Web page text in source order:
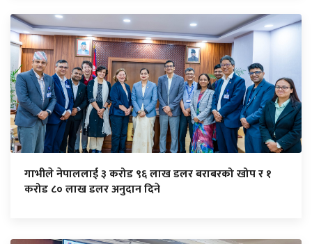
गाभीले नेपाललाई ३ करोड ९६ लाख डलर बराबरको खोप र १
करोड ८० लाख डलर अनुदान दिने